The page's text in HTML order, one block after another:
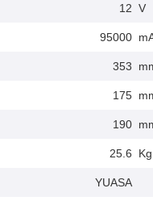
12 V
95000
353
175
190
25.6 Kg
YUASA